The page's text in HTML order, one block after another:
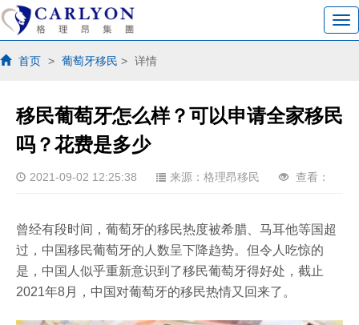
首页 > 葡萄牙移民 > 详情
移民葡萄牙怎么样？可以申请全家移民
吗？花费是多少
2021-09-02 12:25:38 来源：格理昂移民 查看：
曾经有段时间，葡萄牙的移民热度被希腊、马耳他等国超
过，中国移民葡萄牙的人数呈下降趋势。但令人吃惊的
是，中国人似乎重新意识到了移民葡萄牙得好处，截止
2021年8月，中国对葡萄牙的移民热情又回来了。